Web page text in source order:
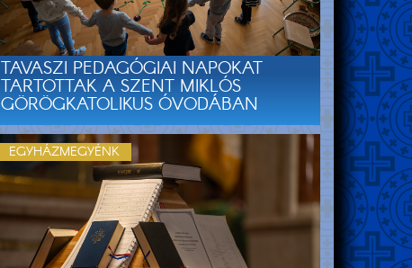
TAVASZI PEDAGÓGIAI NAPOKAT
TARTOTTAK A SZENT MIKLÓS
GÖRÖGKATOLIKUS ÓVODÁBAN
EGYHÁZMEGYÉNK